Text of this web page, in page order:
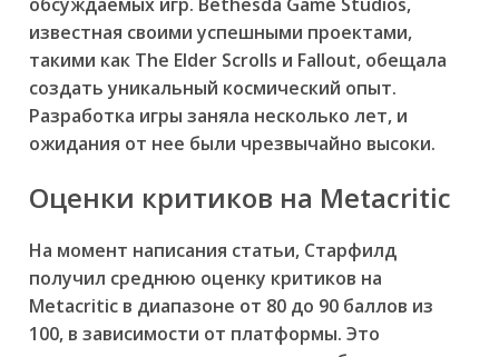
известная своими успешными проектами,
такими как The Elder Scrolls и Fallout, обещала
создать уникальный космический опыт.
Разработка игры заняла несколько лет, и
ожидания от нее были чрезвычайно высоки.
Оценки критиков на Metacritic
На момент написания статьи, Старфилд
получил среднюю оценку критиков на
Metacritic в диапазоне от 80 до 90 баллов из
100, в зависимости от платформы. Это